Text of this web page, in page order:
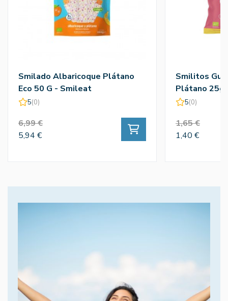
Smilado Albaricoque Plátano
Eco 50 G - Smileat
5(0)
6,99 €
5,94 €
Smilitos
Plátano 25g
5(0)
1,65 €
1,40 €